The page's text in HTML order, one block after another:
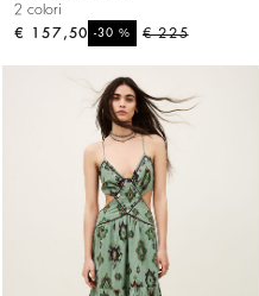
2 colori
€ 225
-30%
€ 157,50